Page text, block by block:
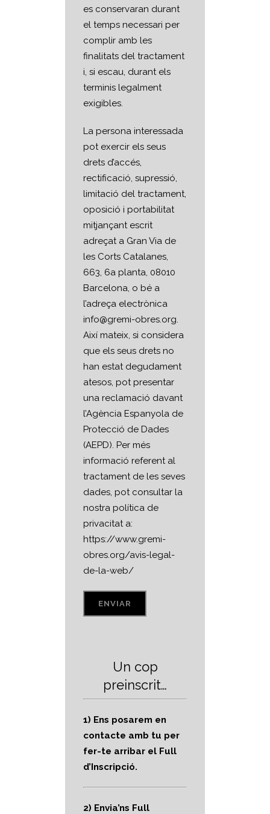
es conservaran durant
el temps necessari per
complir amb les
finalitats del tractament
i, si escau, durant els
terminis legalment
exigibles.
La persona interessada
pot exercir els seus
drets d’accés,
rectificació, supressió,
limitació del tractament,
oposició i portabilitat
mitjançant escrit
adreçat a Gran Via de
les Corts Catalanes,
663, 6a planta, 08010
Barcelona, o bé a
l’adreça electrònica
info@gremi-obres.org.
Així mateix, si considera
que els seus drets no
han estat degudament
atesos, pot presentar
una reclamació davant
l’Agència Espanyola de
Protecció de Dades
(AEPD). Per més
informació referent al
tractament de les seves
dades, pot consultar la
nostra política de
privacitat a:
https://www.gremi-
obres.org/avis-legal-
de-la-web/
Un cop
preinscrit…
1) Ens posarem en
contacte amb tu per
fer-te arribar el Full
d’Inscripció.
2) Envia’ns Full